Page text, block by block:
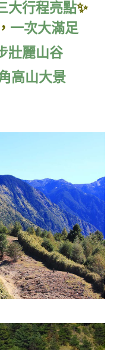
大行程亮點✨
一次大滿足
壯麗山谷
高山大景